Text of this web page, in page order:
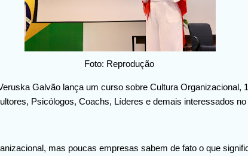
Foto: Reprodução
Galvão lança um curso sobre Cultura Organizacional,
Psicólogos, Coachs, Líderes e demais interessados no
mas poucas empresas sabem de fato o que